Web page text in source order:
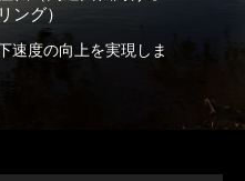
ング）
速度の向上を実現しま